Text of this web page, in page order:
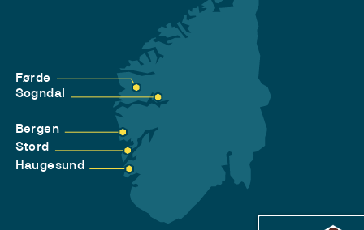
Førde
Sogndal
Bergen
Stord
Haugesund